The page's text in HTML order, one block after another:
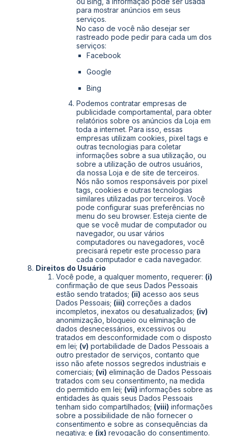
para mostrar anúncios em seus
serviços.
No caso de você não desejar ser
rastreado pode pedir para cada um dos
serviços:
Facebook
Google
Bing
Podemos contratar empresas de
publicidade comportamental, para obter
relatórios sobre os anúncios da Loja em
toda a internet. Para isso, essas
empresas utilizam cookies, pixel tags e
outras tecnologias para coletar
informações sobre a sua utilização, ou
sobre a utilização de outros usuários,
da nossa Loja e de site de terceiros.
Nós não somos responsáveis por pixel
tags, cookies e outras tecnologias
similares utilizadas por terceiros. Você
pode configurar suas preferências no
menu do seu browser. Esteja ciente de
que se você mudar de computador ou
navegador, ou usar vários
computadores ou navegadores, você
precisará repetir este processo para
cada computador e cada navegador.
Direitos do Usuário
Você pode, a qualquer momento, requerer: (i)
confirmação de que seus Dados Pessoais
estão sendo tratados; (ii) acesso aos seus
Dados Pessoais; (iii) correções a dados
incompletos, inexatos ou desatualizados; (iv)
anonimização, bloqueio ou eliminação de
dados desnecessários, excessivos ou
tratados em desconformidade com o disposto
em lei; (v) portabilidade de Dados Pessoais a
outro prestador de serviços, contanto que
isso não afete nossos segredos industriais e
comerciais; (vi) eliminação de Dados Pessoais
tratados com seu consentimento, na medida
do permitido em lei; (vii) informações sobre as
entidades às quais seus Dados Pessoais
tenham sido compartilhados; (viii) informações
sobre a possibilidade de não fornecer o
consentimento e sobre as consequências da
negativa; e (ix) revogação do consentimento.